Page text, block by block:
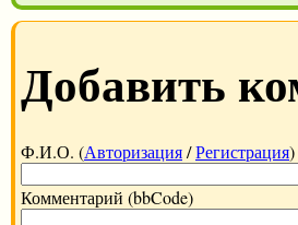
Добавить
Ф.И.О. (Авторизация/Регистрация)
Комментарий (bbCode)